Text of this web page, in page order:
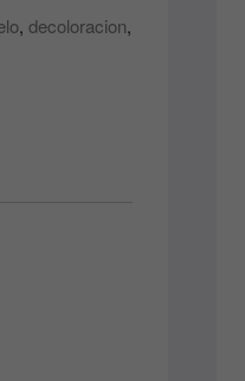
, decoloracion,